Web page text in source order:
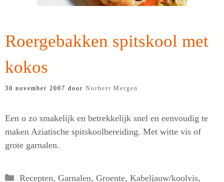
Roergebakken spitskool met
kokos
30 november 2007 door Norbert Mergen
Een o zo smakelijk en betrekkelijk snel en eenvoudig te
maken Aziatische spitskoolbereiding. Met witte vis of
grote garnalen.
Categorieën
Recepten, Garnalen, Groente, Kabeljauw/koolvis,